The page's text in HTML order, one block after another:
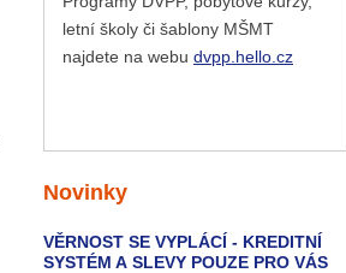
letní školy či šablony MŠMT
najdete na webu dvpp.hello.cz
Novinky
VĚRNOST SE VYPLÁCÍ - KREDITNÍ
SYSTÉM A SLEVY POUZE PRO VÁS